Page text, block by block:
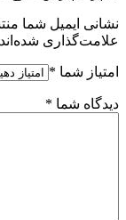
نشانی ایمیل شما
علامت‌گذاری شده‌اند
امتیاز شما *
دیدگاه شما *